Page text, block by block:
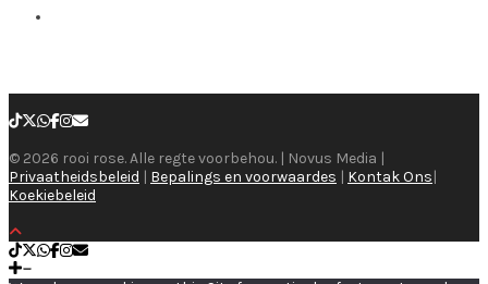
© 2026 rooi rose. Alle regte voorbehou. | Novus Media |
Privaatheidsbeleid | Bepalings en voorwaardes | Kontak Ons|
Koekiebeleid